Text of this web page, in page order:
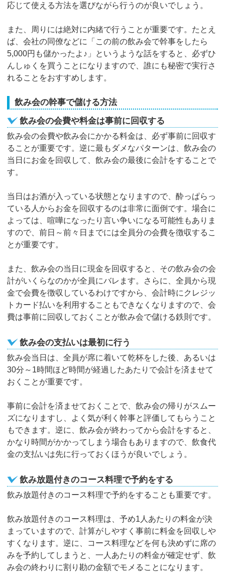
応じて使える方法を選びながら行うのが良いでしょう。
また、周りには絶対に内緒で行うことが重要です。たとえ
ば、会社の同僚などに「この前の飲み会で幹事をしたら
5,000円も儲かったよ♪」というような話をすると、必ずひ
んしゅくを買うことになりますので、誰にも秘密で実行さ
れることをおすすめします。
飲み会の幹事で儲ける方法
飲み会の会費や料金は事前に回収する
飲み会の会費や飲み会にかかる料金は、必ず事前に回収す
ることが重要です。逆に最もダメなパターンは、飲み会の
当日にお金を回収して、飲み会の最後に会計をすることで
す。
当日はお酒が入っている状態となりますので、酔っぱらっ
ている人からお金を回収するのは非常に面倒です。場合に
よっては、喧嘩になったり言い争いになる可能性もありま
すので、前日～前々日までには全員分の会費を徴収するこ
とが重要です。
また、飲み会の当日に現金を回収すると、その飲み会の会
計がいくらなのかが全員にバレます。さらに、全員から現
金で会費を徴収しているわけですから、会計時にクレジッ
トカード払いを利用することもできなくなりますので、会
費は事前に回収しておくことが飲み会で儲ける鉄則です。
飲み会の支払いは最初に行う
飲み会当日は、全員が席に着いて乾杯をした後、あるいは
30分～1時間ほど時間が経過したあたりで会計を済ませて
おくことが重要です。
事前に会計を済ませておくことで、飲み会の帰りがスムー
ズになりますし、よく気が利く幹事と評価してもらうこと
もできます。逆に、飲み会が終わってから会計をすると、
かなり時間がかかってしまう場合もありますので、飲食代
金の支払いは先に行っておくほうが良いでしょう。
飲み放題付きのコース料理で予約をする
飲み放題付きのコース料理で予約をすることも重要です。
飲み放題付きのコース料理は、予め1人あたりの料金が決
まっていますので、計算がしやすく事前に料金を回収しや
すくなります。逆に、コース料理などを何も決めずに席の
みを予約してしまうと、一人あたりの料金が確定せず、飲
み会の終わりに割り勘の金額でモメることになります。